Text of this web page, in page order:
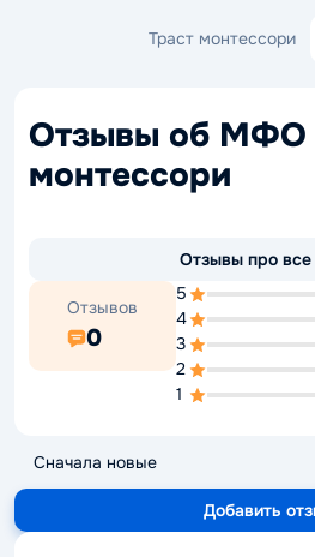
Траст монтессори
Отзывы об МФО
монтессори
Отзывы про
Отзывов
0
5
4
3
2
1
Добавить